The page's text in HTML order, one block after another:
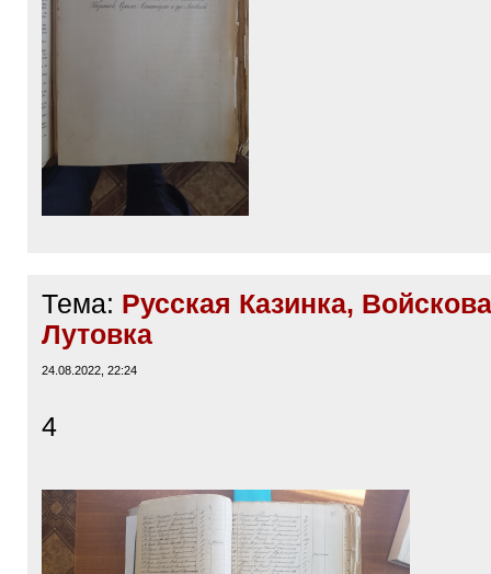
Тема: Русская Казинка,
Лутовка
24.08.2022, 22:24
4